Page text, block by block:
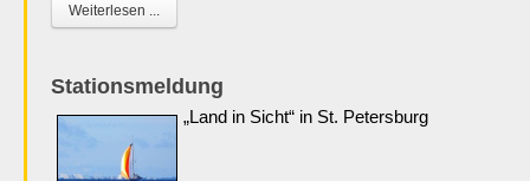
Weiterlesen ...
Stationsmeldung
„Land in Sicht“ in St. Petersburg